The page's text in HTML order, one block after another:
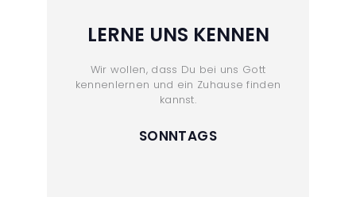
LERNE UNS KENNEN
Wir wollen, dass Du bei uns Gott
kennenlernen und ein Zuhause finden
kannst.
SONNTAGS